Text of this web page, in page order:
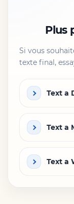
Plus
Si vous
texte final,
Text a
Text a
Text a